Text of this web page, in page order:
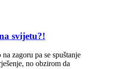
svijetu?!
zagoru pa se spuštanje
no obzirom da